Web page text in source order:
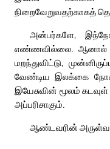
நிறைவேறுவதற்காகத்
அன்பர்களே,
எண்ணவில்லை. ஆனால்
மறந்துவிட்டு,
வேண்டிய இலக்கை
இயேசுவின் மூலம் கடவுள்
அப்பரிசாகும்.
ஆண்டவரின்